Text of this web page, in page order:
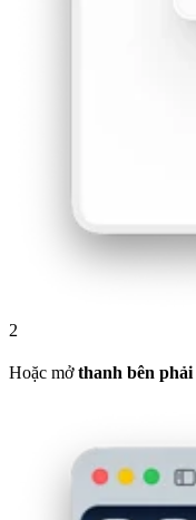
2
Hoặc mởthanh bên phải